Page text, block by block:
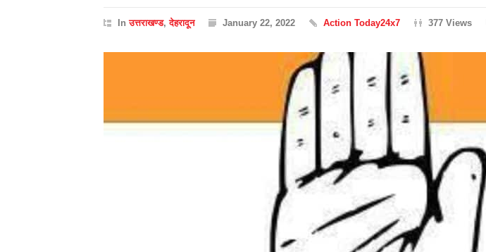
Inउत्तराखण्ड,देहरादून January 22, 2022 Action Today24x7 377 Views